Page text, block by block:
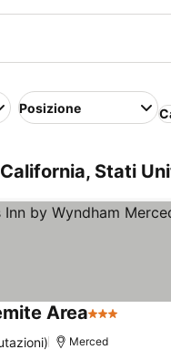
Posizione
Stati
Area3 Stelle
Merced